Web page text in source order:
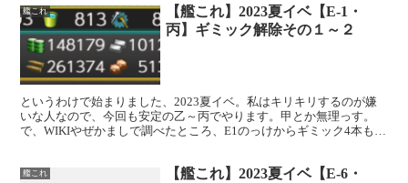
艦これ
【艦これ】2023夏イベ【E-1・
丙】ギミック解除その１～２
というわけで始まりました、2023夏イベ。私はキリキリするのが嫌
いな人なので、今回も安定の乙～丙でやります。甲とか無理っす。
で、WIKIやぜかましで調べたところ、E1のっけからギミック4本もあ
艦これ
【艦これ】2023夏イベ【E-6・